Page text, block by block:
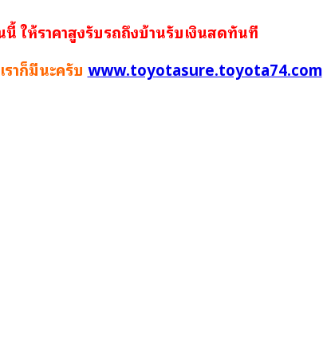
ให้ราคาสูงรับรถถึงบ้านรับเงินสดทันที
าก็มีนะครับ www.toyotasure.toyota74.com